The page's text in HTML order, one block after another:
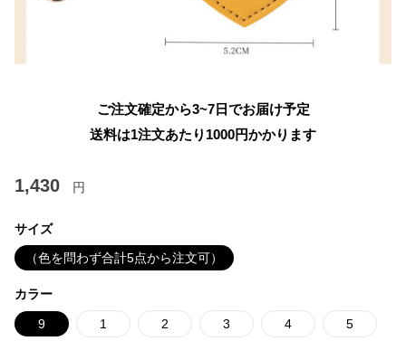
ご注文確定から3~7日でお届け予定
送料は1注文あたり 1000円かかります
1,430 円
サイズ
（色を問わず合計5点から注文可）
カラー
9 1 2 3 4 5